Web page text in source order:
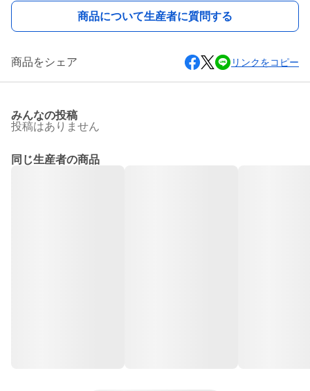
商品について生産者に質問する
商品をシェア リンクをコピー
みんなの投稿
投稿はありません
同じ生産者の商品